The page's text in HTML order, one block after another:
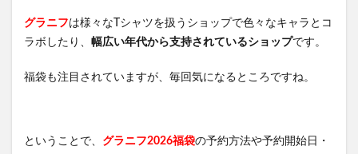
グラニフは様々なTシャツを扱うショップで色々なキャラとコ
ラボしたり、 幅広い年代から支持されているショップです。
福袋も注目されていますが、毎回気になるところですね。
ということで、 グラニフ2026福袋の予約方法や予約開始日・